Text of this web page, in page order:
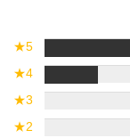
★5
★4
★3
★2